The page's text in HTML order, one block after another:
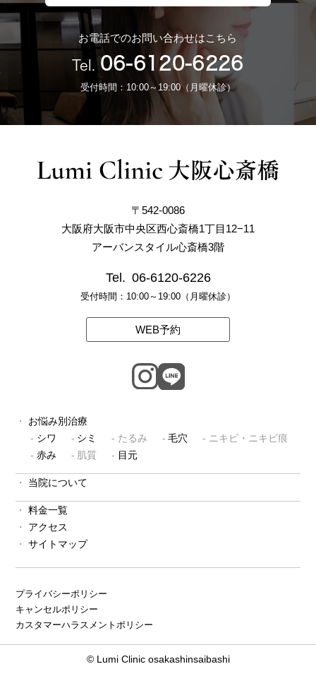
お電話でのお問い合わせはこちら
Tel. 06-6120-6226
受付時間：10:00～19:00（月曜休診）
〒542-0086
大阪府大阪市中央区西心斎橋1丁目12−11
アーバンスタイル心斎橋3階
Tel. 06-6120-6226
受付時間：10:00～19:00（月曜休診）
WEB予約
お悩み別治療
シワ
シミ たるみ 毛穴
ニキビ・ニキビ痕
赤み
肌質 目元
当院について
料金一覧
アクセス
サイトマップ
プライバシーポリシー
キャンセルポリシー
カスタマーハラスメントポリシー
© Lumi Clinic osakashinsaibashi